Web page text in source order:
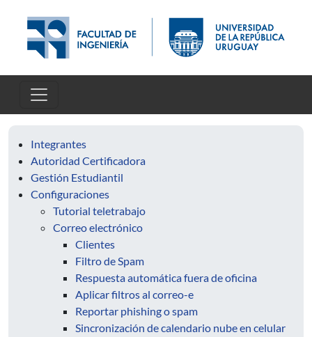
Integrantes
Autoridad Certificadora
Gestión Estudiantil
Configuraciones
Tutorial teletrabajo
Correo electrónico
Clientes
Filtro de Spam
Respuesta automática fuera de oficina
Aplicar filtros al correo-e
Reportar phishing o spam
Sincronización de calendario nube en celular